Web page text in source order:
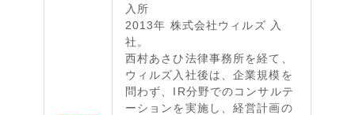
入所
2013年 株式会社ウィルズ 入
社。
西村あさひ法律事務所を経て、
ウィルズ入社後は、企業規模を
問わず、IR分野でのコンサルテ
ーションを実施し、経営計画の